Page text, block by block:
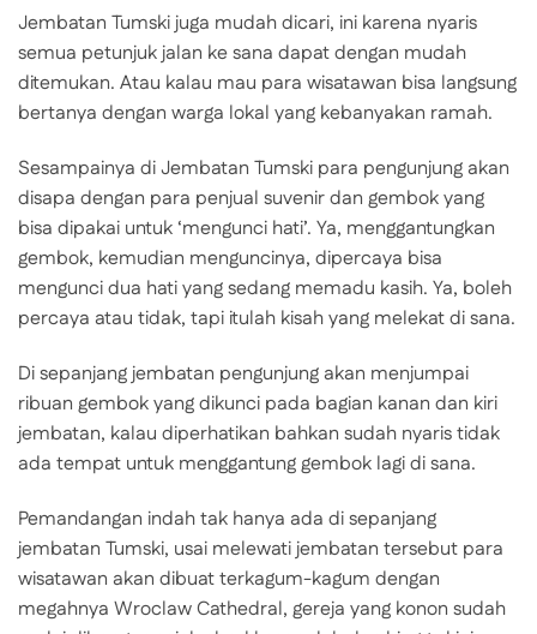
Jembatan Tumski juga mudah dicari, ini karena nyaris
semua petunjuk jalan ke sana dapat dengan mudah
ditemukan. Atau kalau mau para wisatawan bisa langsung
bertanya dengan warga lokal yang kebanyakan ramah.
Sesampainya di Jembatan Tumski para pengunjung akan
disapa dengan para penjual suvenir dan gembok yang
bisa dipakai untuk ‘mengunci hati’. Ya, menggantungkan
gembok, kemudian menguncinya, dipercaya bisa
mengunci dua hati yang sedang memadu kasih. Ya, boleh
percaya atau tidak, tapi itulah kisah yang melekat di sana.
Di sepanjang jembatan pengunjung akan menjumpai
ribuan gembok yang dikunci pada bagian kanan dan kiri
jembatan, kalau diperhatikan bahkan sudah nyaris tidak
ada tempat untuk menggantung gembok lagi di sana.
Pemandangan indah tak hanya ada di sepanjang
jembatan Tumski, usai melewati jembatan tersebut para
wisatawan akan dibuat terkagum-kagum dengan
megahnya Wroclaw Cathedral, gereja yang konon sudah